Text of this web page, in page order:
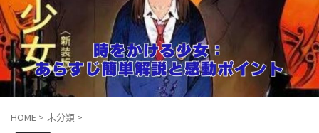
HOME > 未分類 >